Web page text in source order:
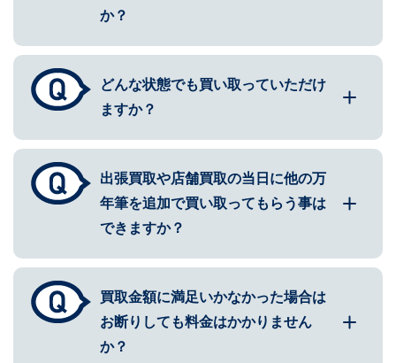
か？
どんな状態でも買い取っていただけ
ますか？
出張買取や店舗買取の当日に他の万
年筆を追加で買い取ってもらう事は
できますか？
買取金額に満足いかなかった場合は
お断りしても料金はかかりません
か？